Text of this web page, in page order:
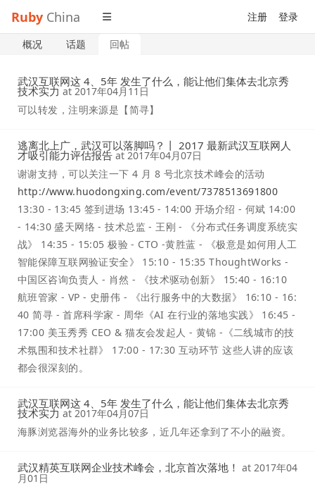
Ruby China 注册 登录
概况 话题 回帖
武汉互联网这 4、5年 发生了什么，能让他们集体去北京秀
技术实力 at2017年04月11日
可以转发，注明来源是【简寻】
逃离北上广，武汉可以落脚吗？丨 2017 最新武汉互联网人
才吸引能力评估报告 at2017年04月07日
谢谢支持，可以关注一下 4 月 8 号北京技术峰会的活动
http://www.huodongxing.com/event/7378513691800
13:30 - 13:45 签到进场 13:45 - 14:00 开场介绍 - 何斌 14:00
- 14:30 盛天网络 - 技术总监 - 王刚 - 《分布式任务调度系统实
战》 14:35 - 15:05 极验 - CTO -黄胜蓝 - 《极意是如何用人工
智能保障互联网验证安全》 15:10 - 15:35 ThoughtWorks -
中国区咨询负责人 - 肖然 - 《技术驱动创新》 15:40 - 16:10
航班管家 - VP - 史册伟 - 《出行服务中的大数据》 16:10 - 16:
40 简寻 - 首席科学家 - 周华《AI 在行业的落地实践》 16:45 -
17:00 美玉秀秀 CEO & 猫友会发起人 - 黄锦 -《二线城市的技
术氛围和技术社群》 17:00 - 17:30 互动环节 这些人讲的应该
都会很深刻的。
武汉互联网这 4、5年 发生了什么，能让他们集体去北京秀
技术实力 at2017年04月07日
海豚浏览器海外的业务比较多，近几年还拿到了不小的融资。
武汉精英互联网企业技术峰会，北京首次落地！ at 2017年04
月01日